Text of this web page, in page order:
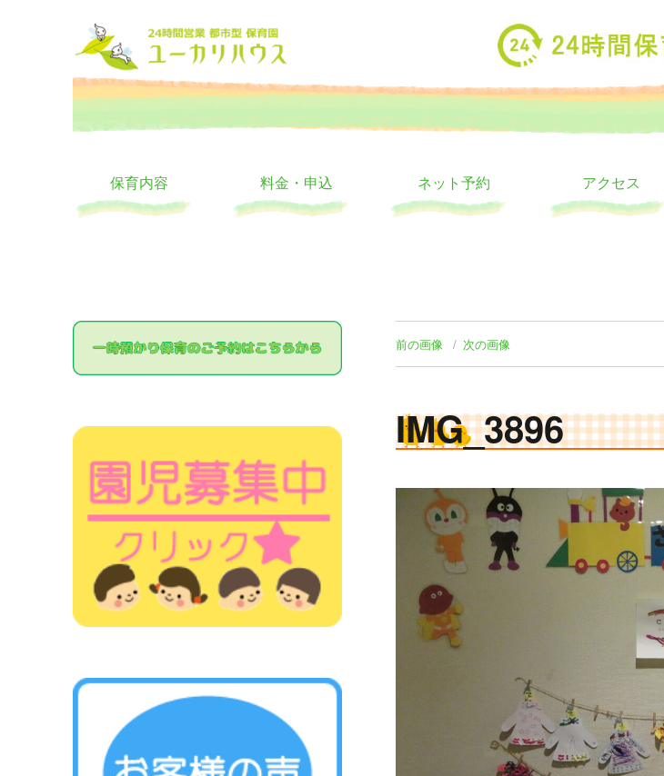
24時間託児所 ユーカリハウス
大阪の24時間託児所 ユーカリハウス 月極 一時保育 一時預かり
保育内容 料金・申込 ネット予約 アクセス
前の画像 次の画像
IMG_3896